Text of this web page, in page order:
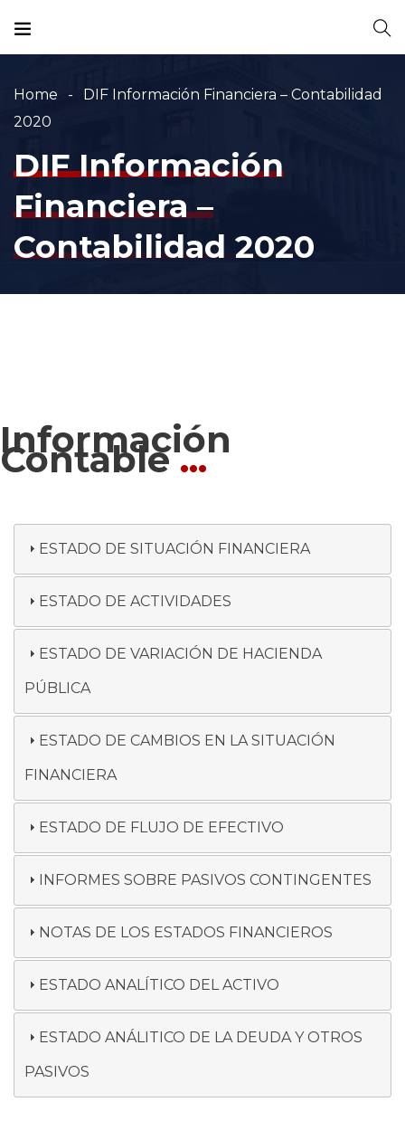
Home
DIF Información Financiera – Contabilidad
2020
DIF Información
Financiera –
Contabilidad 2020
Información
Contable...
ESTADO DE SITUACIÓN FINANCIERA
ESTADO DE ACTIVIDADES
ESTADO DE VARIACIÓN DE HACIENDA
PÚBLICA
ESTADO DE CAMBIOS EN LA SITUACIÓN
FINANCIERA
ESTADO DE FLUJO DE EFECTIVO
INFORMES SOBRE PASIVOS CONTINGENTES
NOTAS DE LOS ESTADOS FINANCIEROS
ESTADO ANALÍTICO DEL ACTIVO
ESTADO ANÁLITICO DE LA DEUDA Y OTROS
PASIVOS